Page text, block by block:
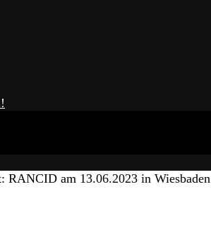
RANCID am 13.06.2023 in Wiesbaden